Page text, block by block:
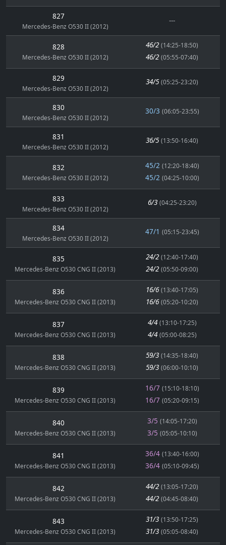
827
Mercedes-Benz O530 II (2012)
---
828
Mercedes-Benz O530 II (2012)
46/2 (14:25-18:50)
46/2 (05:55-07:40)
829
Mercedes-Benz O530 II (2012)
34/5 (05:25-23:20)
830
Mercedes-Benz O530 II (2012)
30/3 (06:05-23:55)
831
Mercedes-Benz O530 II (2012)
36/5 (13:50-16:40)
832
Mercedes-Benz O530 II (2012)
45/2 (12:20-18:40)
45/2 (04:25-10:00)
833
Mercedes-Benz O530 II (2012)
6/3 (04:25-23:20)
834
Mercedes-Benz O530 II (2012)
47/1 (05:15-23:45)
835
Mercedes-Benz O530 CNG II (2013)
24/2 (12:40-17:40)
24/2 (05:50-09:00)
836
Mercedes-Benz O530 CNG II (2013)
16/6 (13:40-17:05)
16/6 (05:20-10:20)
837
Mercedes-Benz O530 CNG II (2013)
4/4 (13:10-17:25)
4/4 (05:00-08:25)
838
Mercedes-Benz O530 CNG II (2013)
59/3 (14:35-18:40)
59/3 (06:00-10:10)
839
Mercedes-Benz O530 CNG II (2013)
16/7 (15:10-18:10)
16/7 (05:20-09:15)
840
Mercedes-Benz O530 CNG II (2013)
3/5 (14:05-17:20)
3/5 (05:05-10:10)
841
Mercedes-Benz O530 CNG II (2013)
36/4 (13:40-16:00)
36/4 (05:10-09:45)
842
Mercedes-Benz O530 CNG II (2013)
44/2 (13:05-17:20)
44/2 (04:45-08:40)
843
Mercedes-Benz O530 CNG II (2013)
31/3 (13:50-17:25)
31/3 (05:05-08:40)